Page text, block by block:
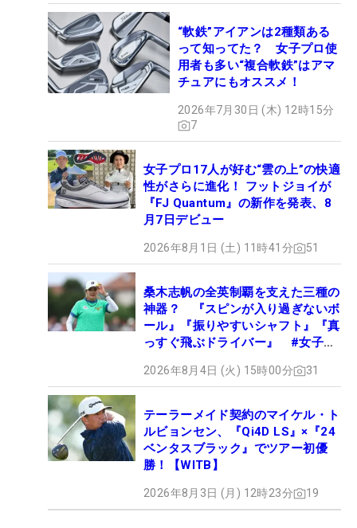
“軟鉄”アイアンは2種類ある
って知ってた？ 女子プロ使
用者も多い“複合軟鉄”はアマ
チュアにもオススメ！
2026年7月30日 (木) 12時15分
7
女子プロ17人が好む“雲の上”の快適
性がさらに進化！ フットジョイが
『FJ Quantum』の新作を発表、8
月7日デビュー
2026年8月1日 (土) 11時41分 51
桑木志帆の全英制覇を支えた三種の
神器？ 『スピンが入り過ぎないボ
ール』『振りやすいシャフト』『真
っすぐ飛ぶドライバー』 #女子プ
2026年8月4日 (火) 15時00分 31
テーラーメイド契約のマイケル・ト
ルビョンセン、『Qi4D LS』×『24
ベンタスブラック』でツアー初優
勝！【WITB】
2026年8月3日 (月) 12時23分 19